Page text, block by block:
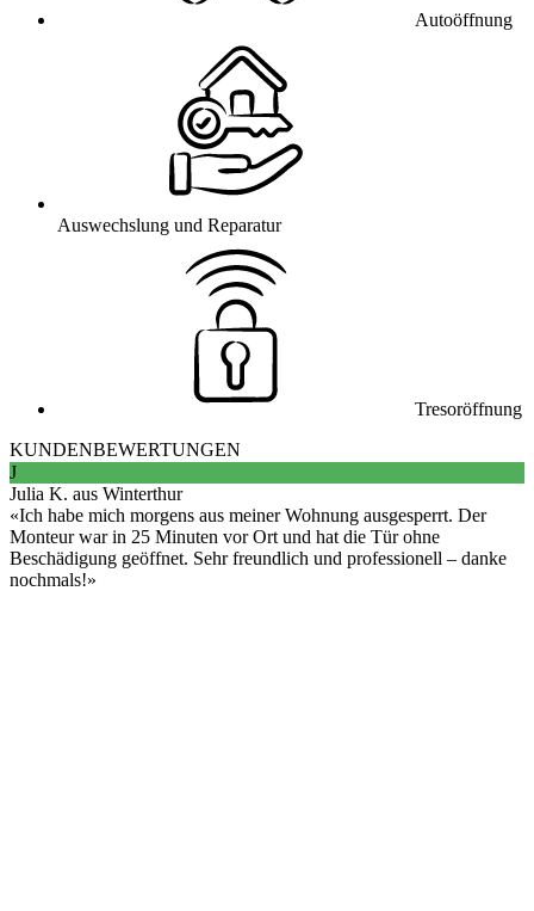
Autoöffnung
Auswechslung und Reparatur
Tresoröffnung
KUNDENBEWERTUNGEN
J
Julia K. aus Winterthur
Ich habe mich morgens aus meiner Wohnung ausgesperrt. Der
Monteur war in 25 Minuten vor Ort und hat die Tür ohne
Beschädigung geöffnet. Sehr freundlich und professionell – danke
nochmals!